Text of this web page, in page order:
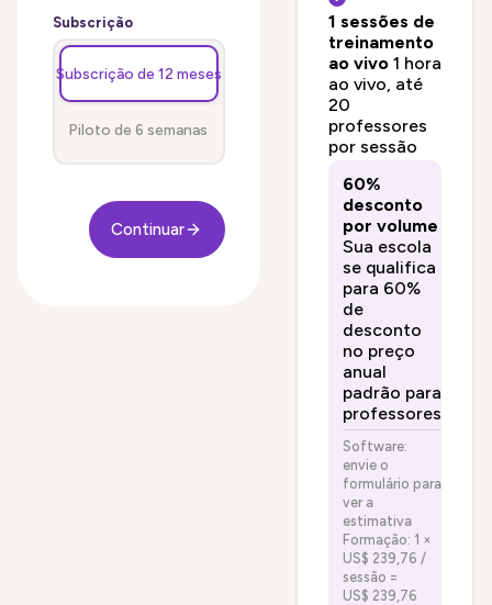
Subscrição
Subscrição de 12 meses
Piloto de 6 semanas
Continuar
1 sessões de
treinamento
ao vivo 1 hora
ao vivo, até
20
professores
por sessão
60%
desconto
por volume
Sua escola
se qualifica
para 60%
de
desconto
no preço
anual
padrão para
professores
Software:
envie o
formulário para
ver a
estimativa
Formação: 1 ×
US$ 239,76 /
sessão =
US$ 239,76